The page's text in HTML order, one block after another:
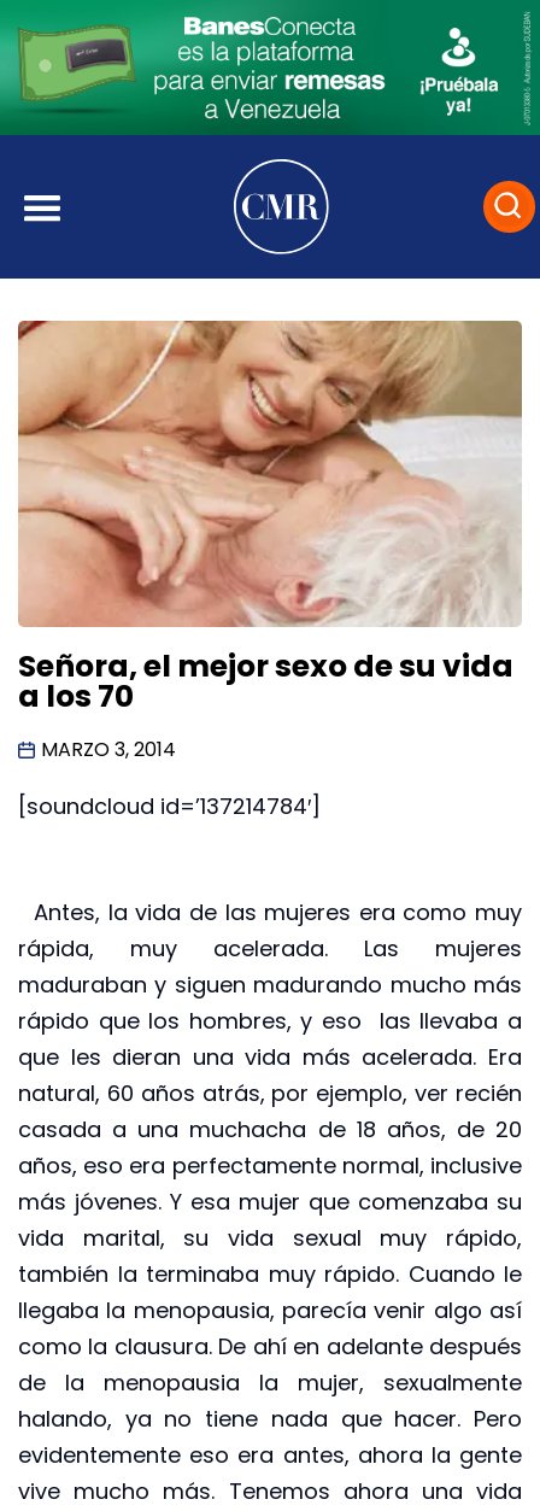
Señora, el mejor sexo de su vida
a los 70
MARZO 3, 2014
[soundcloud id=’137214784′]
Antes, la vida de las mujeres era como muy
rápida, muy acelerada. Las mujeres
maduraban y siguen madurando mucho más
rápido que los hombres, y eso las llevaba a
que les dieran una vida más acelerada. Era
natural, 60 años atrás, por ejemplo, ver recién
casada a una muchacha de 18 años, de 20
años, eso era perfectamente normal, inclusive
más jóvenes. Y esa mujer que comenzaba su
vida marital, su vida sexual muy rápido,
también la terminaba muy rápido. Cuando le
llegaba la menopausia, parecía venir algo así
como la clausura. De ahí en adelante después
de la menopausia la mujer, sexualmente
halando, ya no tiene nada que hacer. Pero
evidentemente eso era antes, ahora la gente
vive mucho más. Tenemos ahora una vida